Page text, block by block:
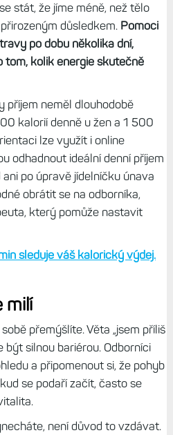
stát, že jíme méně, než tělo
důsledkem. Pomoci
po dobu několika dní,
tom, kolik energie skutečně
příjem neměl dlouhodobě
kalorií denně u žen a 1 500
lze využít i online
odhadnout ideální denní příjem
po úpravě jídelníčku únava
obrátit se na odborníka,
který pomůže nastavit
sleduje váš kalorický výdej.
milí
přemýšlíte. Věta „jsem příliš
být silnou bariérou. Odborníci
a připomenout si, že pohyb
se podaří začít, často se
není důvod to vzdávat.